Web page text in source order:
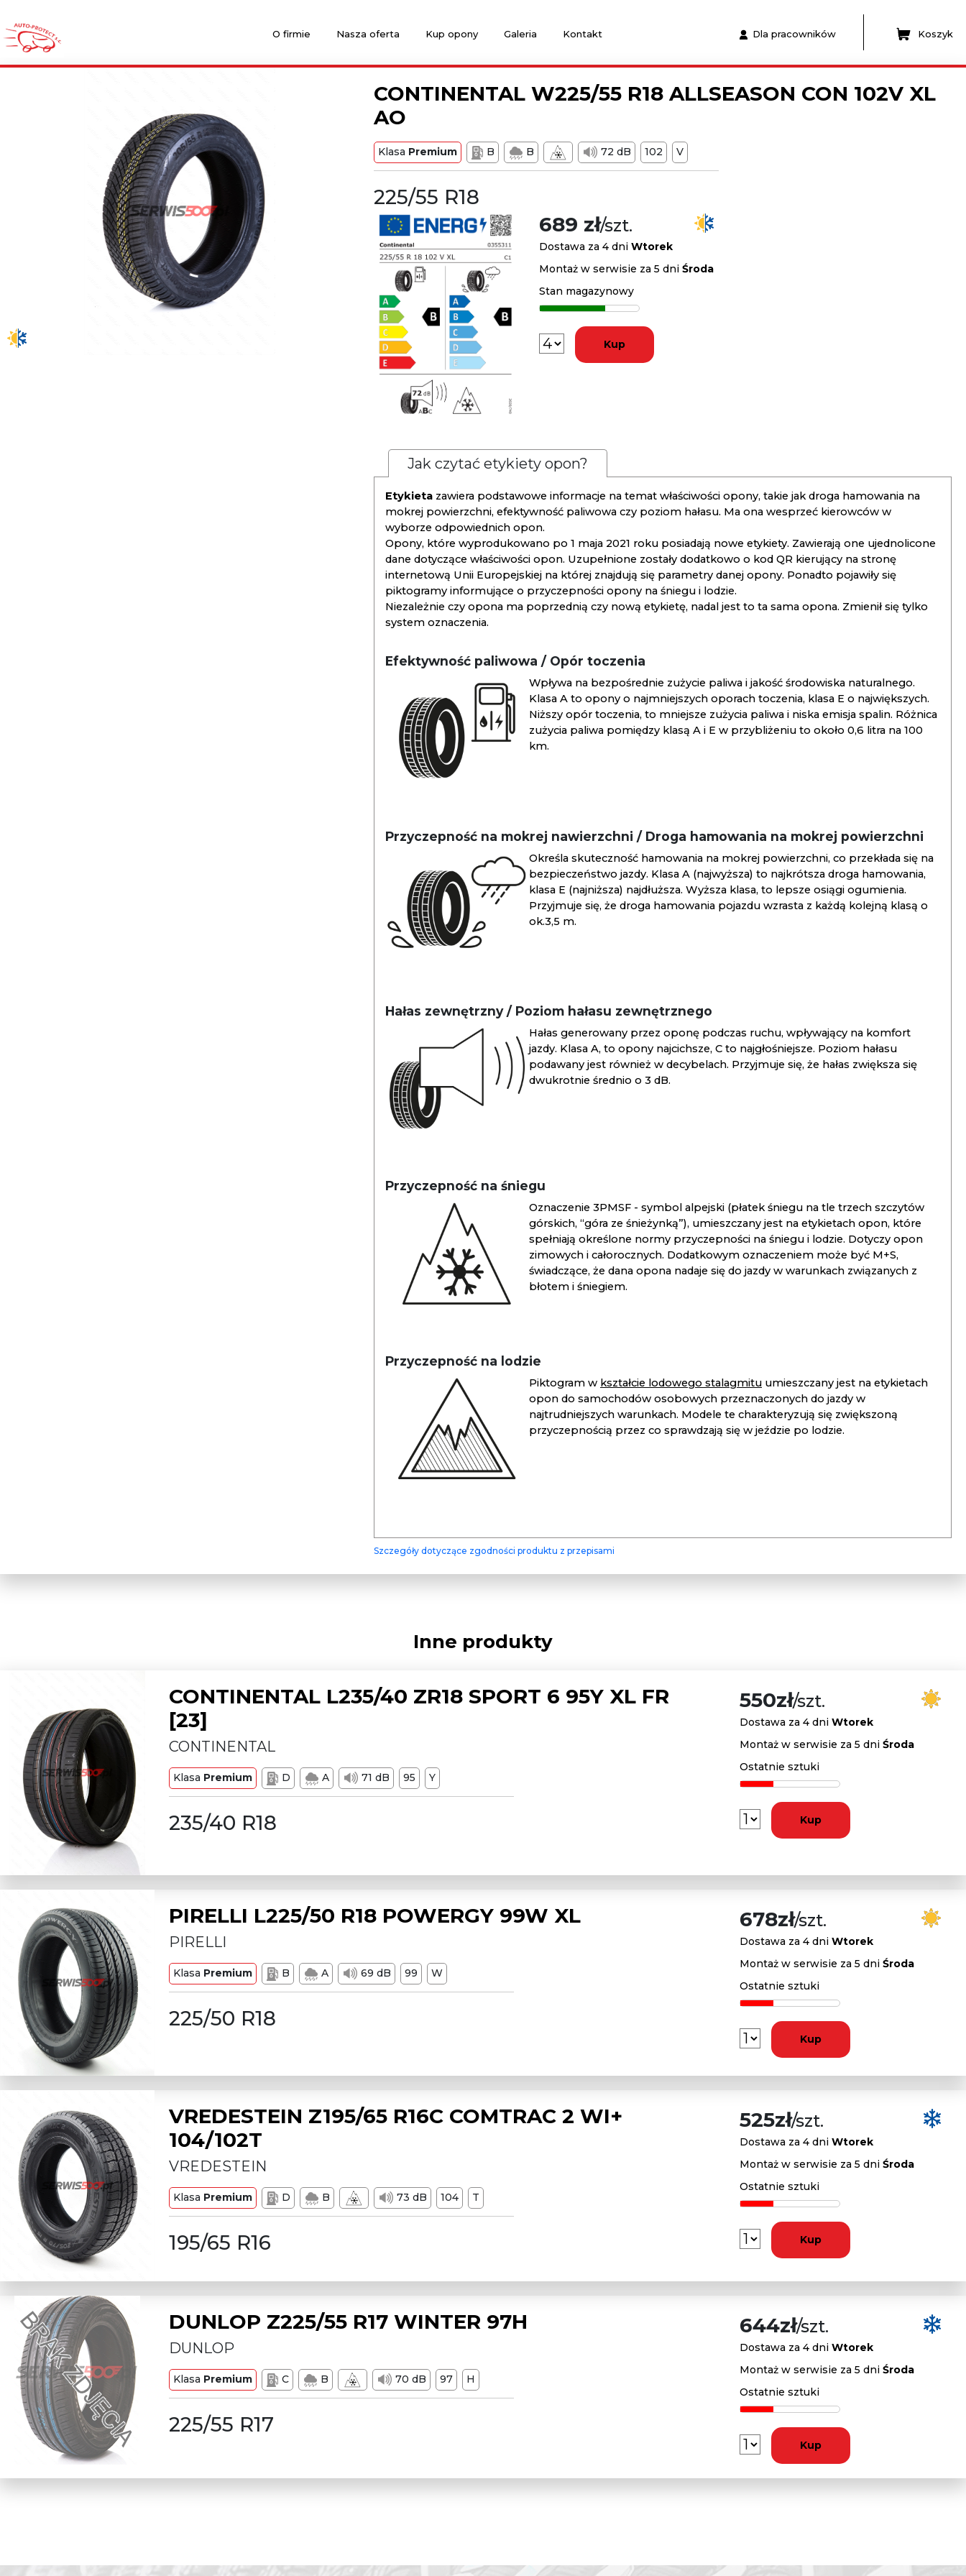
O firmie Nasza oferta Kup opony Galeria Kontakt Dla pracowników Koszyk
CONTINENTAL W225/55 R18 ALLSEASON CON 102V XL
AO
Klasa Premium B B 72 dB 102 V
225/55 R18
689 zł/szt.
Dostawa za 4 dni Wtorek
Montaż w serwisie za 5 dni Środa
Stan magazynowy
Kup
Jak czytać etykiety opon?
Etykieta zawiera podstawowe informacje na temat właściwości opony, takie jak droga hamowania na
mokrej powierzchni, efektywność paliwowa czy poziom hałasu. Ma ona wesprzeć kierowców w
wyborze odpowiednich opon.
Opony, które wyprodukowano po 1 maja 2021 roku posiadają nowe etykiety. Zawierają one ujednolicone
dane dotyczące właściwości opon. Uzupełnione zostały dodatkowo o kod QR kierujący na stronę
internetową Unii Europejskiej na której znajdują się parametry danej opony. Ponadto pojawiły się
piktogramy informujące o przyczepności opony na śniegu i lodzie.
Niezależnie czy opona ma poprzednią czy nową etykietę, nadal jest to ta sama opona. Zmienił się tylko
system oznaczenia.
Efektywność paliwowa / Opór toczenia
Wpływa na bezpośrednie zużycie paliwa i jakość środowiska naturalnego.
Klasa A to opony o najmniejszych oporach toczenia, klasa E o największych.
Niższy opór toczenia, to mniejsze zużycia paliwa i niska emisja spalin. Różnica
zużycia paliwa pomiędzy klasą A i E w przybliżeniu to około 0,6 litra na 100
km.
Przyczepność na mokrej nawierzchni / Droga hamowania na mokrej powierzchni
Określa skuteczność hamowania na mokrej powierzchni, co przekłada się na
bezpieczeństwo jazdy. Klasa A (najwyższa) to najkrótsza droga hamowania,
klasa E (najniższa) najdłuższa. Wyższa klasa, to lepsze osiągi ogumienia.
Przyjmuje się, że droga hamowania pojazdu wzrasta z każdą kolejną klasą o
ok.3,5 m.
Hałas zewnętrzny / Poziom hałasu zewnętrznego
Hałas generowany przez oponę podczas ruchu, wpływający na komfort
jazdy. Klasa A, to opony najcichsze, C to najgłośniejsze. Poziom hałasu
podawany jest również w decybelach. Przyjmuje się, że hałas zwiększa się
dwukrotnie średnio o 3 dB.
Przyczepność na śniegu
Oznaczenie 3PMSF - symbol alpejski (płatek śniegu na tle trzech szczytów
górskich, “góra ze śnieżynką”), umieszczany jest na etykietach opon, które
spełniają określone normy przyczepności na śniegu i lodzie. Dotyczy opon
zimowych i całorocznych. Dodatkowym oznaczeniem może być M+S,
świadczące, że dana opona nadaje się do jazdy w warunkach związanych z
błotem i śniegiem.
Przyczepność na lodzie
Piktogram w kształcie lodowego stalagmitu umieszczany jest na etykietach
opon do samochodów osobowych przeznaczonych do jazdy w
najtrudniejszych warunkach. Modele te charakteryzują się zwiększoną
przyczepnością przez co sprawdzają się w jeździe po lodzie.
Szczegóły dotyczące zgodności produktu z przepisami
Inne produkty
CONTINENTAL L235/40 ZR18 SPORT 6 95Y XL FR
[23]
CONTINENTAL
Klasa Premium D A 71 dB 95 Y
235/40 R18
550zł/szt.
Dostawa za 4 dni Wtorek
Montaż w serwisie za 5 dni Środa
Ostatnie sztuki
Kup
PIRELLI L225/50 R18 POWERGY 99W XL
PIRELLI
Klasa Premium B A 69 dB 99 W
225/50 R18
678zł/szt.
Dostawa za 4 dni Wtorek
Montaż w serwisie za 5 dni Środa
Ostatnie sztuki
Kup
VREDESTEIN Z195/65 R16C COMTRAC 2 WI+
104/102T
VREDESTEIN
Klasa Premium D B 73 dB 104 T
195/65 R16
525zł/szt.
Dostawa za 4 dni Wtorek
Montaż w serwisie za 5 dni Środa
Ostatnie sztuki
Kup
DUNLOP Z225/55 R17 WINTER 97H
DUNLOP
Klasa Premium C B 70 dB 97 H
225/55 R17
644zł/szt.
Dostawa za 4 dni Wtorek
Montaż w serwisie za 5 dni Środa
Ostatnie sztuki
Kup